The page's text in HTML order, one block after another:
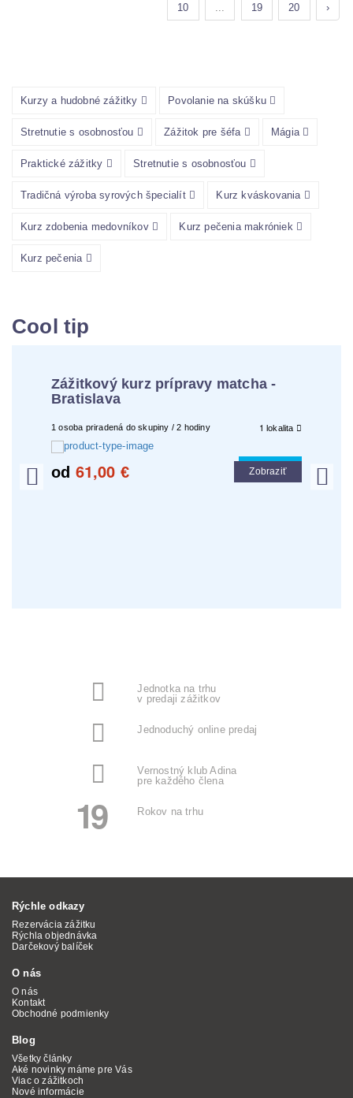
10 ... 19 20 ›
Kurzy a hudobné zážitky Povolanie na skúšku
Stretnutie s osobnosťou Zážitok pre šéfa Mágia
Praktické zážitky Stretnutie s osobnosťou
Tradičná výroba syrových špecialít Kurz kváskovania
Kurz zdobenia medovníkov Kurz pečenia makróniek
Kurz pečenia
Cool tip
Zážitkový kurz prípravy matcha -
Bratislava
1 osoba priradená do skupiny / 2 hodiny 1 lokalita
Cool tip
od 61,00 € Zobraziť od
Jednotka na trhu
v predaji zážitkov
Jednoduchý online predaj
Vernostný klub Adina
pre každého člena
19 Rokov na trhu
Rýchle odkazy
Rezervácia zážitku
Rýchla objednávka
Darčekový balíček
O nás
O nás
Kontakt
Obchodné podmienky
Blog
Všetky články
Aké novinky máme pre Vás
Viac o zážitkoch
Nové informácie